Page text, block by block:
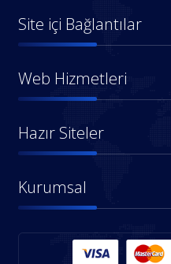
Site içi Bağlantılar
Web Hizmetleri
Hazır Siteler
Kurumsal